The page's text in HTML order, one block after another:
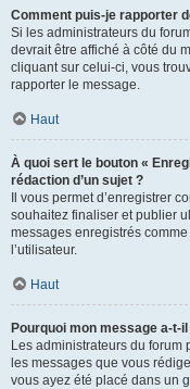
Comment puis-je rapporter
Si les administrateurs du
devrait être affiché à côté du
cliquant sur celui-ci, vous
rapporter le message.
Haut
À quoi sert le bouton «
rédaction d’un sujet ?
Il vous permet d’enregistrer
souhaitez finaliser et publier
messages enregistrés
l’utilisateur.
Haut
Pourquoi mon message a-t-
Les administrateurs du
les messages que vous
vous ayez été placé dans un